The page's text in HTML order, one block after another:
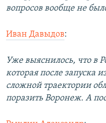
вопросов вообще не
Иван Давыдов:
Уже выяснилось, что в
которая после запуска
сложной траектории
поразить Воронеж. А